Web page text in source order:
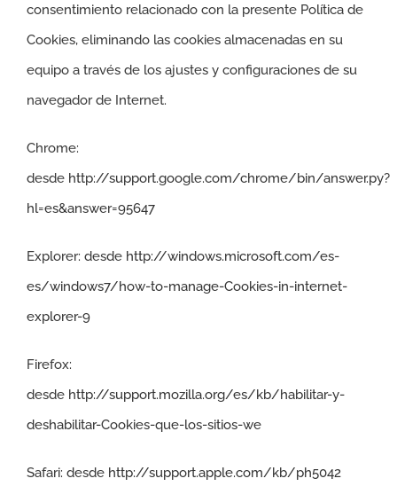
consentimiento relacionado con la presente Política de
Cookies, eliminando las cookies almacenadas en su
equipo a través de los ajustes y configuraciones de su
navegador de Internet.
Chrome:
desde http://support.google.com/chrome/bin/answer.py?
hl=es&answer=95647
Explorer: desde http://windows.microsoft.com/es-
es/windows7/how-to-manage-Cookies-in-internet-
explorer-9
Firefox:
desde http://support.mozilla.org/es/kb/habilitar-y-
deshabilitar-Cookies-que-los-sitios-we
Safari: desde http://support.apple.com/kb/ph5042